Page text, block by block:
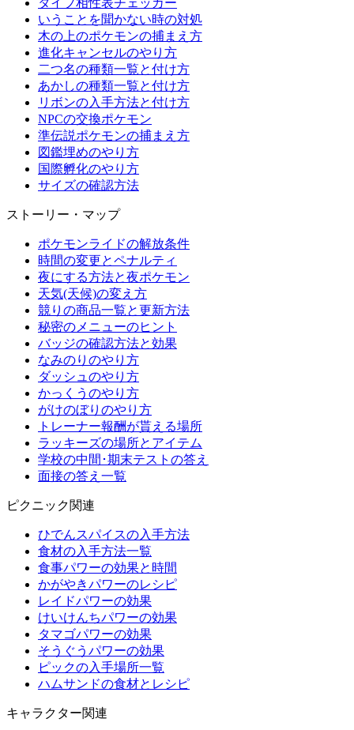
タイプ相性表チェッカー
いうことを聞かない時の対処
木の上のポケモンの捕まえ方
進化キャンセルのやり方
二つ名の種類一覧と付け方
あかしの種類一覧と付け方
リボンの入手方法と付け方
NPCの交換ポケモン
準伝説ポケモンの捕まえ方
図鑑埋めのやり方
国際孵化のやり方
サイズの確認方法
ストーリー・マップ
ポケモンライドの解放条件
時間の変更とペナルティ
夜にする方法と夜ポケモン
天気(天候)の変え方
競りの商品一覧と更新方法
秘密のメニューのヒント
バッジの確認方法と効果
なみのりのやり方
ダッシュのやり方
かっくうのやり方
がけのぼりのやり方
トレーナー報酬が貰える場所
ラッキーズの場所とアイテム
学校の中間･期末テストの答え
面接の答え一覧
ピクニック関連
ひでんスパイスの入手方法
食材の入手方法一覧
食事パワーの効果と時間
かがやきパワーのレシピ
レイドパワーの効果
けいけんちパワーの効果
タマゴパワーの効果
そうぐうパワーの効果
ピックの入手場所一覧
ハムサンドの食材とレシピ
キャラクター関連